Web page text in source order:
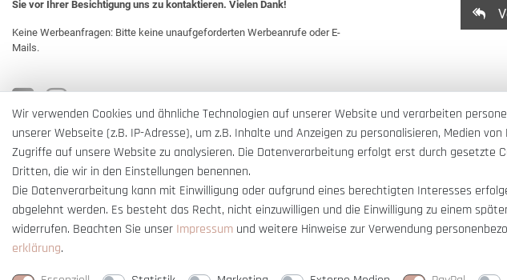
Sie vor Ihrer Besichtigung uns zu kontaktieren. Vielen Dank!
Keine Werbeanfragen: Bitte keine unaufgeforderten Werbeanrufe oder E-
Mails.
* Alle Preise verstehen sich inkl. gesetzl. MwSt. und
Wir verwenden Cookies und ähnliche Technologien auf unserer Website und verarbeiten
unserer Webseite (z.B. IP-Adresse), um z.B. Inhalte und Anzeigen zu personalisieren, Medien
Zugriffe auf unsere Website zu analysieren. Die Datenverarbeitung erfolgt erst durch gesetzte
Dritten, die wir in den Einstellungen benennen.
Die Datenverarbeitung kann mit Einwilligung oder aufgrund eines berechtigten Interesses
abgelehnt werden. Es besteht das Recht, nicht einzuwilligen und die Einwilligung zu einem
widerrufen. Beachten Sie unser Impressum und weitere Hinweise zur Verwendung
erklärung.